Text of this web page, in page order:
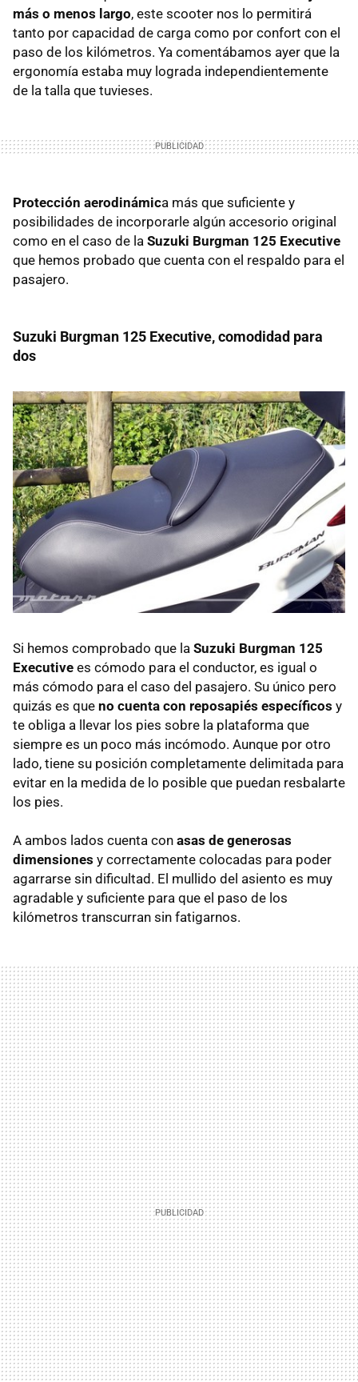
más o menos largo, este scooter nos lo permitirá
tanto por capacidad de carga como por confort con el
paso de los kilómetros. Ya comentábamos ayer que la
ergonomía estaba muy lograda independientemente
de la talla que tuvieses.
Protección aerodinámica más que suficiente y
posibilidades de incorporarle algún accesorio original
como en el caso de la Suzuki Burgman 125 Executive
que hemos probado que cuenta con el respaldo para el
pasajero.
Suzuki Burgman 125 Executive, comodidad para
dos
Si hemos comprobado que la Suzuki Burgman 125
Executive es cómodo para el conductor, es igual o
más cómodo para el caso del pasajero. Su único pero
quizás es que no cuenta con reposapiés específicos y
te obliga a llevar los pies sobre la plataforma que
siempre es un poco más incómodo. Aunque por otro
lado, tiene su posición completamente delimitada para
evitar en la medida de lo posible que puedan resbalarte
los pies.
A ambos lados cuenta con asas de generosas
dimensiones y correctamente colocadas para poder
agarrarse sin dificultad. El mullido del asiento es muy
agradable y suficiente para que el paso de los
kilómetros transcurran sin fatigarnos.